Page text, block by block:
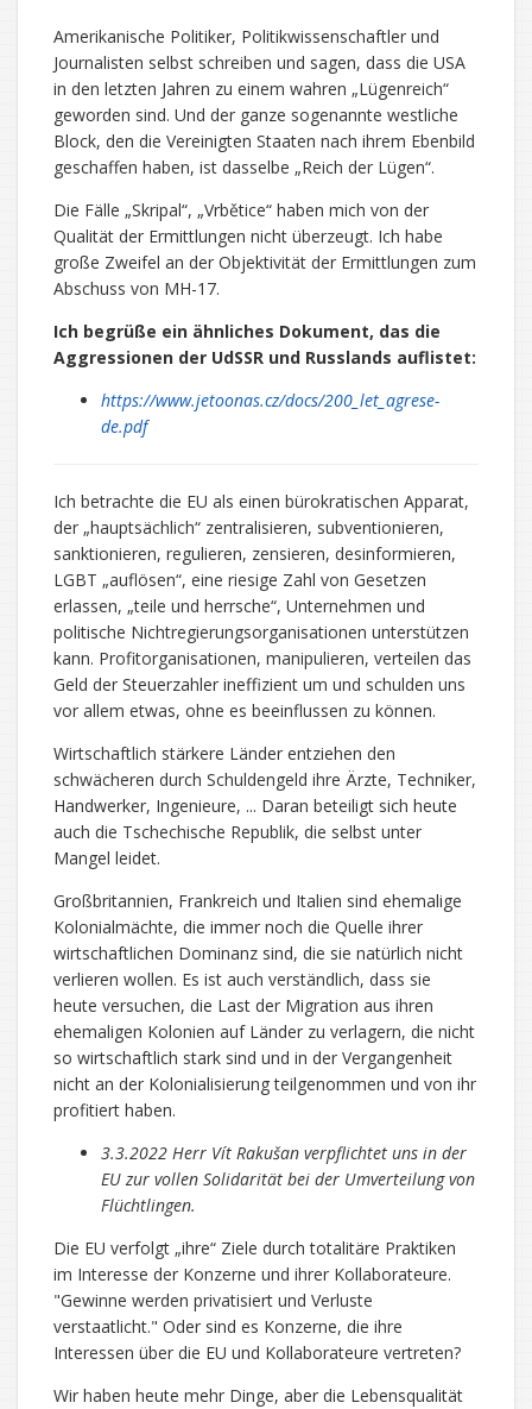
Amerikanische Politiker, Politikwissenschaftler und
Journalisten selbst schreiben und sagen, dass die USA
in den letzten Jahren zu einem wahren „Lügenreich“
geworden sind. Und der ganze sogenannte westliche
Block, den die Vereinigten Staaten nach ihrem Ebenbild
geschaffen haben, ist dasselbe „Reich der Lügen“.
Die Fälle „Skripal“, „Vrbětice“ haben mich von der
Qualität der Ermittlungen nicht überzeugt. Ich habe
große Zweifel an der Objektivität der Ermittlungen zum
Abschuss von MH-17.
Ich begrüße ein ähnliches Dokument, das die
Aggressionen der UdSSR und Russlands auflistet:
https://www.jetoonas.cz/docs/200_let_agrese-
de.pdf
Ich betrachte die EU als einen bürokratischen Apparat,
der „hauptsächlich“ zentralisieren, subventionieren,
sanktionieren, regulieren, zensieren, desinformieren,
LGBT „auflösen“, eine riesige Zahl von Gesetzen
erlassen, „teile und herrsche“, Unternehmen und
politische Nichtregierungsorganisationen unterstützen
kann. Profitorganisationen, manipulieren, verteilen das
Geld der Steuerzahler ineffizient um und schulden uns
vor allem etwas, ohne es beeinflussen zu können.
Wirtschaftlich stärkere Länder entziehen den
schwächeren durch Schuldengeld ihre Ärzte, Techniker,
Handwerker, Ingenieure, ... Daran beteiligt sich heute
auch die Tschechische Republik, die selbst unter
Mangel leidet.
Großbritannien, Frankreich und Italien sind ehemalige
Kolonialmächte, die immer noch die Quelle ihrer
wirtschaftlichen Dominanz sind, die sie natürlich nicht
verlieren wollen. Es ist auch verständlich, dass sie
heute versuchen, die Last der Migration aus ihren
ehemaligen Kolonien auf Länder zu verlagern, die nicht
so wirtschaftlich stark sind und in der Vergangenheit
nicht an der Kolonialisierung teilgenommen und von ihr
profitiert haben.
3.3.2022 Herr Vít Rakušan verpflichtet uns in der
EU zur vollen Solidarität bei der Umverteilung von
Flüchtlingen.
Die EU verfolgt „ihre“ Ziele durch totalitäre Praktiken
im Interesse der Konzerne und ihrer Kollaborateure.
"Gewinne werden privatisiert und Verluste
verstaatlicht." Oder sind es Konzerne, die ihre
Interessen über die EU und Kollaborateure vertreten?
Wir haben heute mehr Dinge, aber die Lebensqualität